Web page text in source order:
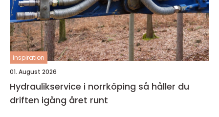
inspiration
01. August 2026
Hydraulikservice i norrköping så håller du
driften igång året runt